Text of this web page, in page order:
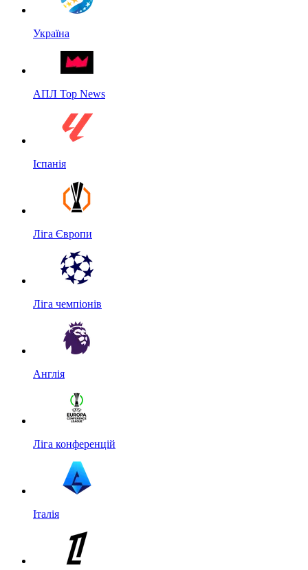
Україна
АПЛ Top News
Іспанія
Ліга Європи
Ліга чемпіонів
Англія
Ліга конференцій
Італія